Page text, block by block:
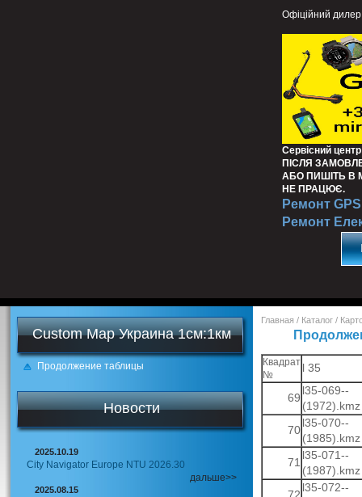
Офіційний дилер
Сервісний
ПІСЛЯ
АБО ПИШІТЬ В
НЕ ПРАЦЮЄ.
Ремонт GPS
Ремонт
Custom Map Украина 1см:1км
Продолжение таблицы
Новости
2025.10.19
City Navigator Europe NTU 2026.30
дальше>>
2025.08.15
Главная / Каталог /
Квадрат
№
l 35
69
l35-069--
(1972).kmz
70
l35-070--
(1985).kmz
71
l35-071--
(1987).kmz
l35-072--